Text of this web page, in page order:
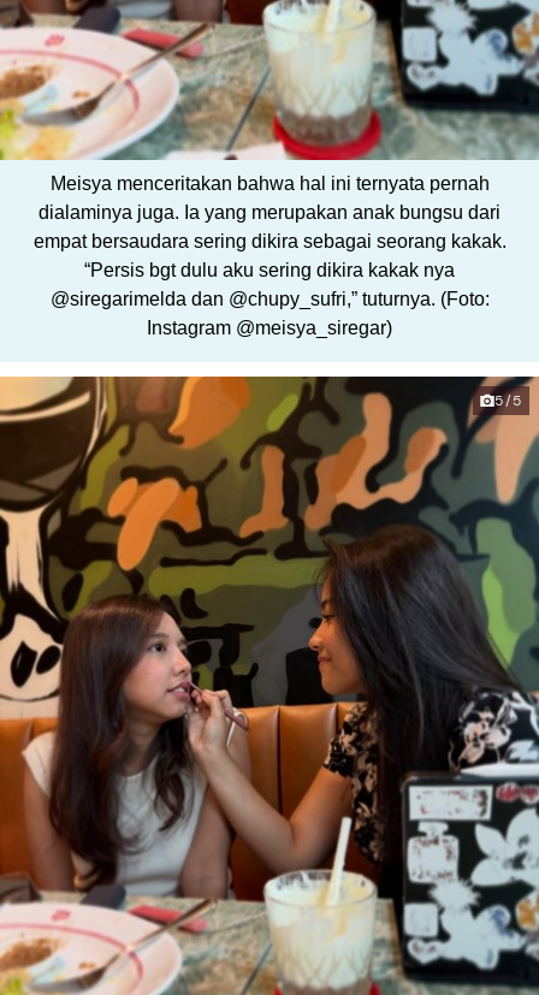
Meisya menceritakan bahwa hal ini ternyata pernah
dialaminya juga. Ia yang merupakan anak bungsu dari
empat bersaudara sering dikira sebagai seorang kakak.
“Persis bgt dulu aku sering dikira kakak nya
@siregarimelda dan @chupy_sufri,” tuturnya. (Foto:
Instagram @meisya_siregar)
5/5